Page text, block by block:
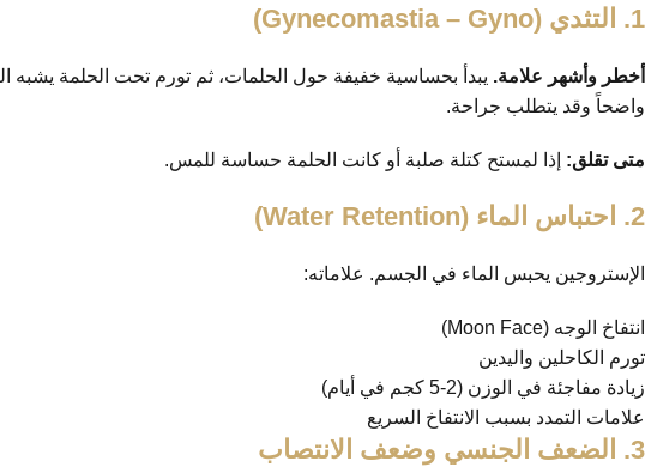
1. التثدي (Gynecomastia – Gyno)
أخطر وأشهر علامة. يبدأ بحساسية خفيفة حول الحلمات، ثم تورم تحت الحلمة يشبه
واضحاً وقد يتطلب جراحة.
متى تقلق: إذا لمستح كتلة صلبة أو كانت الحلمة حساسة للمس.
2. احتباس الماء (Water Retention)
الإستروجين يحبس الماء في الجسم. علاماته:
انتفاخ الوجه (Moon Face)
تورم الكاحلين واليدين
زيادة مفاجئة في الوزن (2-5 كجم في أيام)
علامات التمدد بسبب الانتفاخ السريع
3. الضعف الجنسي وضعف الانتصاب